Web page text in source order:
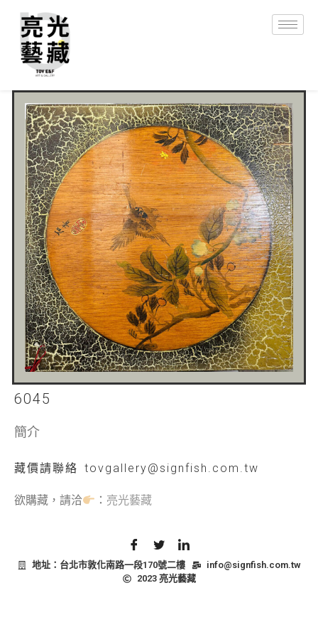
6045
簡介
藏價請聯絡 tovgallery@signfish.com.tw
欲購藏，請洽 ： 亮光藝藏
地址：台北市敦化南路一段170號二樓
info@signfish.com.tw
2023 亮光藝藏